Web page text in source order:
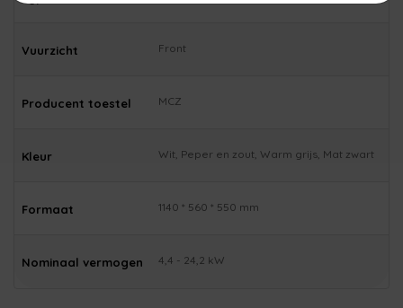
Vuurzicht Front
Producent toestel MCZ
Kleur Wit, Peper en zout, Warm grijs, Mat zwart
Formaat 1140 * 560 * 550 mm
Nominaal vermogen 4,4 - 24,2 kW